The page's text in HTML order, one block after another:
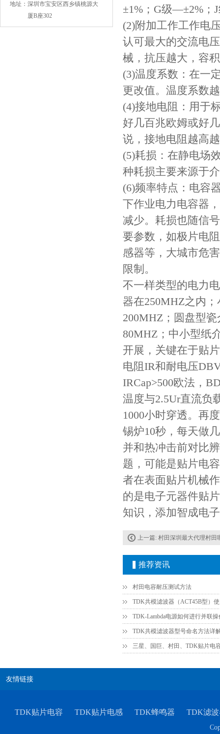
地址： 深圳市宝安区西乡镇桃源大
厦B座302
±1%；G级—±2%
(2)附加工作工作电
认可最大的交流电
械，抗压越大，容
(3)温度系数：在一
更改值。温度系数
(4)接地电阻：用于
好几百兆欧姆或好
说，接地电阻越高
(5)耗损：在静电场
种耗损主要来源于
(6)频率特点：电容
下作业电力电容器
减少。耗损也随信
要参数，如极片电
感器等，大城市危
限制。
不一样类型的电力
器在250MHZ之内
200MHZ；圆盘型
80MHZ；中小型纸
开展，关键在于贴
电阻IR和耐电压
IRCap>500欧法，
温度与2.5Ur直流负
1000小时穿透。再
锡炉10秒，每天做
并和热冲击前对比
题，可能是贴片电
者在表面贴片机械
的是电子元器件贴
知识，添加智成电
上一篇: 村田深圳最大代理村田
推荐资讯
村田电容耐压测试方法
TDK共模滤波器（ACT45B型）
TDK共模滤波器型号命名方法详
三星、国巨、村田、TDK贴片电
友情链接
TDK贴片电容 TDK贴片电感 TDK蜂鸣器 TDK滤